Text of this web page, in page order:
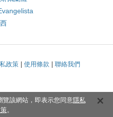
政策| 使用條款 聯絡我們
該網站，即表示您同意隱私
。